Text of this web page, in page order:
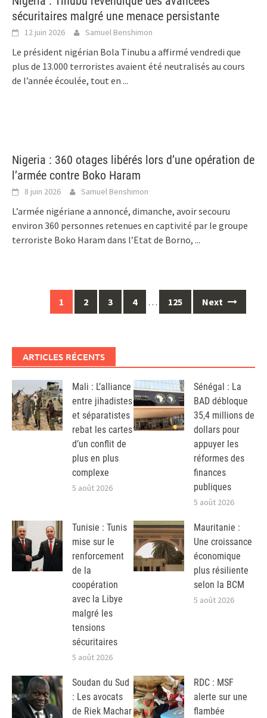
sécuritaires malgré une menace persistante
12 juin 2026 Samuel Benshimon
Le président nigérian Bola Tinubu a affirmé vendredi que
plus de 13.000 terroristes avaient été neutralisés au cours
de l’année écoulée, tout en ...
Nigeria : 360 otages libérés lors d’une opération de
l’armée contre Boko Haram
8 juin 2026 Samuel Benshimon
L’armée nigériane a annoncé, dimanche, avoir secouru
environ 360 personnes retenues en captivité par le groupe
terroriste Boko Haram dans l’Etat de Borno, ...
navigation
1 2 3 4 … 125 Next
ARTICLES RÉCENTS
Mali : L’alliance
entre jihadistes
et séparatistes
rebat les cartes
d’un conflit de
plus en plus
complexe
5 août 2026
Sénégal : La
BAD débloque
35,4 millions de
dollars pour
appuyer les
réformes des
finances
publiques
5 août 2026
Tunisie : Tunis
mise sur le
renforcement
de la
coopération
avec la Libye
malgré les
tensions
sécuritaires
5 août 2026
Mauritanie :
Une croissance
économique
plus résiliente
selon la BCM
5 août 2026
Soudan du Sud
: Les avocats
de Riek Machar
RDC : MSF
alerte sur une
flambée